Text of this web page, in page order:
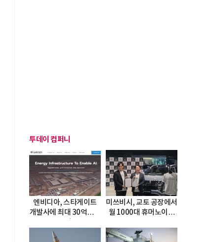
투데이 컴퍼니
엔비디아, 스타게이트
개발사에 최대 30억달러
미쓰비시, 교토 공장에서
월 1000대 휴머노이드